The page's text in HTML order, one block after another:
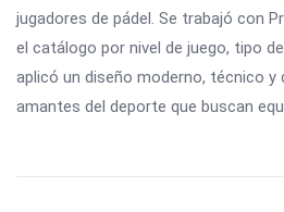
jugadores de pádel. Se trabajó con
el catálogo por nivel de juego, tipo
aplicó un diseño moderno, técnico y
amantes del deporte que buscan